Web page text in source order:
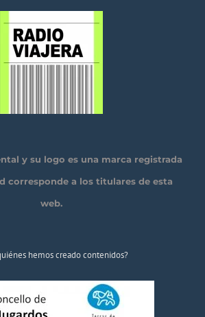
y su logo es una marca registrada
corresponde a los titulares de esta
web.
hemos creado contenidos?